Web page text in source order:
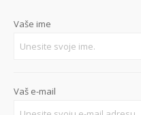
Vaše ime
Vaš e-mail